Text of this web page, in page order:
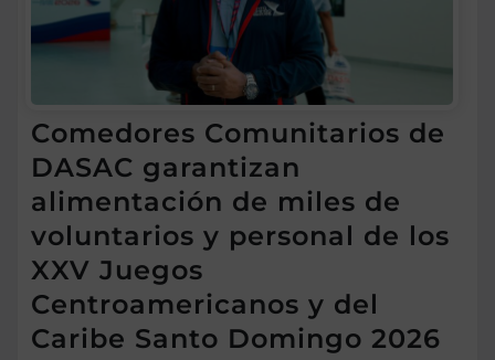
Comedores Comunitarios de
DASAC garantizan
alimentación de miles de
voluntarios y personal de los
XXV Juegos
Centroamericanos y del
Caribe Santo Domingo 2026